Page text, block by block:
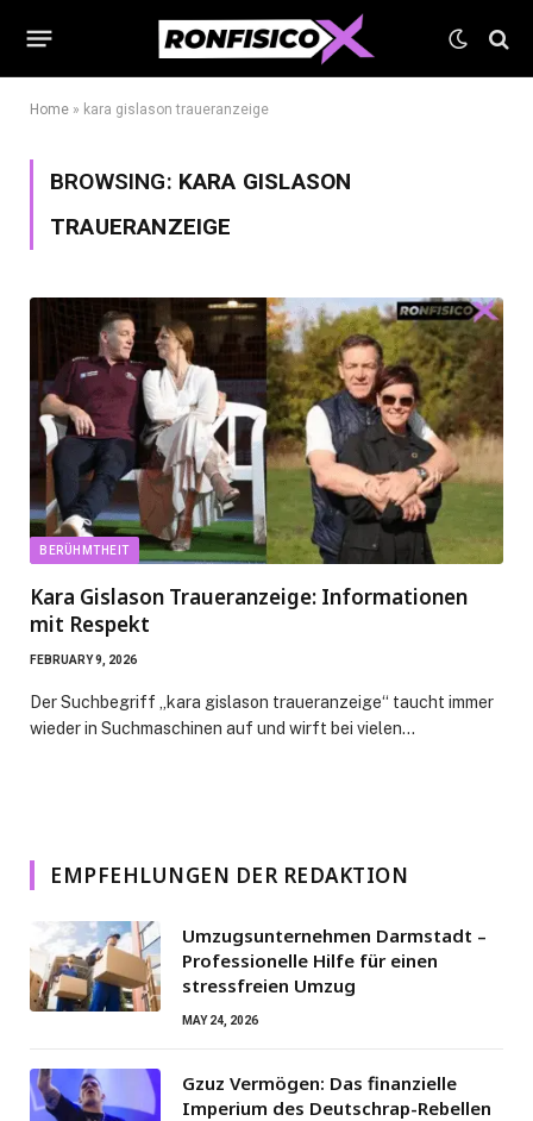
Home » kara gislason traueranzeige
BROWSING: KARA GISLASON
TRAUERANZEIGE
BERÜHMTHEIT
Kara Gislason Traueranzeige: Informationen
mit Respekt
FEBRUARY 9, 2026
Der Suchbegriff „kara gislason traueranzeige“ taucht immer
wieder in Suchmaschinen auf und wirft bei vielen…
EMPFEHLUNGEN DER REDAKTION
Umzugsunternehmen Darmstadt –
Professionelle Hilfe für einen
stressfreien Umzug
MAY 24, 2026
Gzuz Vermögen: Das finanzielle
Imperium des Deutschrap-Rebellen